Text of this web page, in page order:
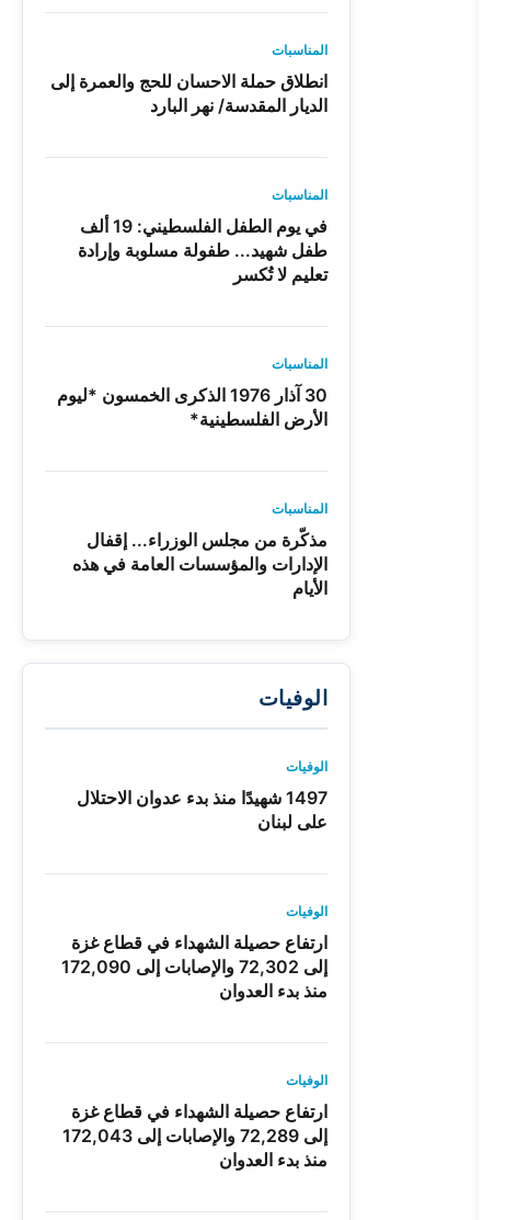
المناسبات
انطلاق حملة الاحسان للحج والعمرة إلى
الديار المقدسة/ نهر البارد
المناسبات
في يوم الطفل الفلسطيني: 19 ألف
طفل شهيد... طفولة مسلوبة وإرادة
تعليم لا تُكسر
المناسبات
30 آذار 1976 الذكرى الخمسون *ليوم
الأرض الفلسطينية*
المناسبات
مذكّرة من مجلس الوزراء... إقفال
الإدارات والمؤسسات العامة في هذه
الأيام
الوفيات
الوفيات
1497 شهيدًا منذ بدء عدوان الاحتلال
على لبنان
الوفيات
ارتفاع حصيلة الشهداء في قطاع غزة
إلى 72,302 والإصابات إلى 172,090
منذ بدء العدوان
الوفيات
ارتفاع حصيلة الشهداء في قطاع غزة
إلى 72,289 والإصابات إلى 172,043
منذ بدء العدوان